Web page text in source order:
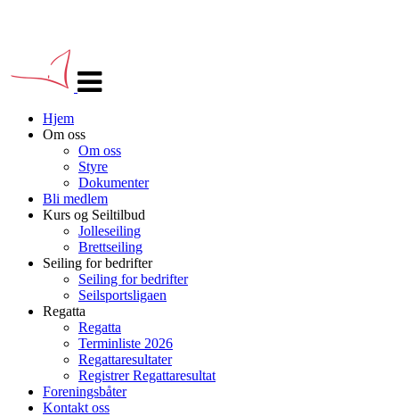
navigasjon
Hjem
Om oss
Om oss
Styre
Dokumenter
Bli medlem
Kurs og Seiltilbud
Jolleseiling
Brettseiling
Seiling for bedrifter
Seiling for bedrifter
Seilsportsligaen
Regatta
Regatta
Terminliste 2026
Regattaresultater
Registrer Regattaresultat
Foreningsbåter
Kontakt oss